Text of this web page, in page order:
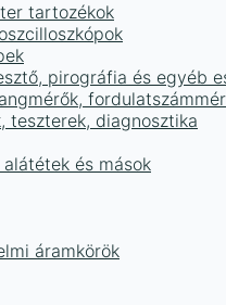
tartozékok
pirográfia és egyéb
teszterek, diagnosztika
alátétek és mások
áramkörök